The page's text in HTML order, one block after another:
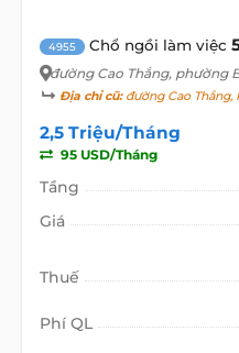
4955 Chổ ngồi làm việc
đường Cao Thắng, phường
Địa chỉ cũ:đường Cao Thắng,
2,5 Triệu/Tháng
95 USD/Tháng
Tầng
Giá
Thuế
Phí QL